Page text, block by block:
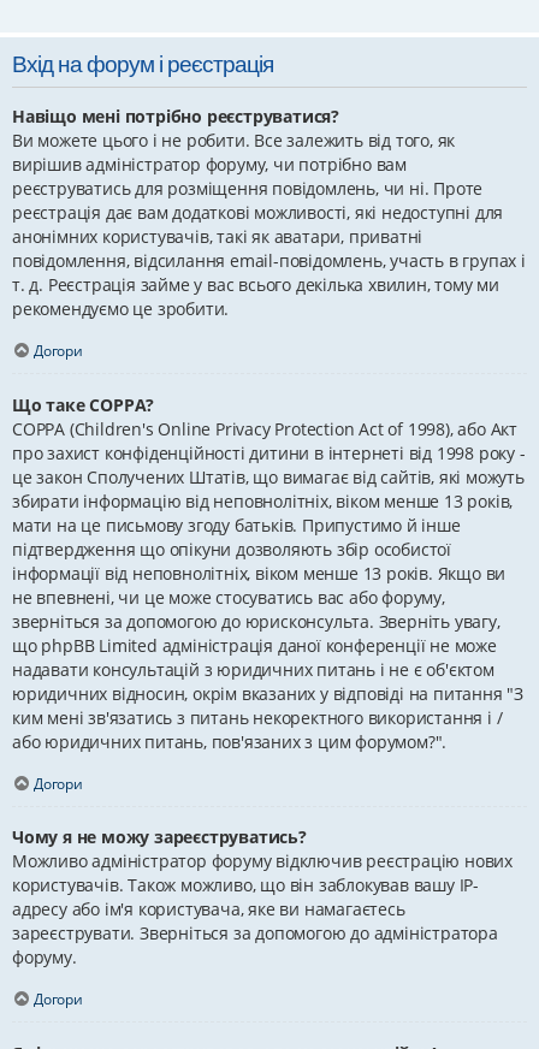
Вхід на форум і реєстрація
Навіщо мені потрібно реєструватися?
Ви можете цього і не робити. Все залежить від того, як
вирішив адміністратор форуму, чи потрібно вам
реєструватись для розміщення повідомлень, чи ні. Проте
реєстрація дає вам додаткові можливості, які недоступні для
анонімних користувачів, такі як аватари, приватні
повідомлення, відсилання email-повідомлень, участь в групах і
т. д. Реєстрація займе у вас всього декілька хвилин, тому ми
рекомендуємо це зробити.
Догори
Що таке COPPA?
COPPA (Children's Online Privacy Protection Act of 1998), або Акт
про захист конфіденційності дитини в інтернеті від 1998 року -
це закон Сполучених Штатів, що вимагає від сайтів, які можуть
збирати інформацію від неповнолітніх, віком менше 13 років,
мати на це письмову згоду батьків. Припустимо й інше
підтвердження що опікуни дозволяють збір особистої
інформації від неповнолітніх, віком менше 13 років. Якщо ви
не впевнені, чи це може стосуватись вас або форуму,
зверніться за допомогою до юрисконсульта. Зверніть увагу,
що phpBB Limited адміністрація даної конференції не може
надавати консультацій з юридичних питань і не є об'єктом
юридичних відносин, окрім вказаних у відповіді на питання "З
ким мені зв'язатись з питань некоректного використання і /
або юридичних питань, пов'язаних з цим форумом?".
Догори
Чому я не можу зареєструватись?
Можливо адміністратор форуму відключив реєстрацію нових
користувачів. Також можливо, що він заблокував вашу IP-
адресу або ім'я користувача, яке ви намагаєтесь
зареєструвати. Зверніться за допомогою до адміністратора
форуму.
Догори